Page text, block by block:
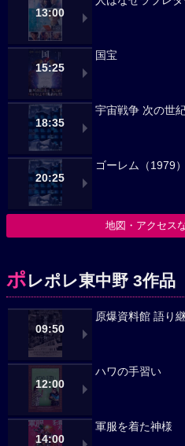
13:00
15:25
国宝
18:35
宇宙戦争 次の世
20:25
ゴーレム（1979）
地図・アクセス
ポレポレ東中野 3作品
09:50
原爆資料館 語り
12:00
ハワの手習い
14:00
軍服を着た神様